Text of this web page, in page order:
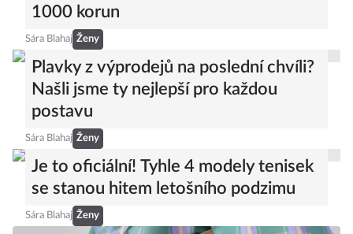
1000 korun
Sára Blahaj Ženy
Plavky z výprodejů na poslední chvíli?
Našli jsme ty nejlepší pro každou
postavu
Sára Blahaj Ženy
Je to oficiální! Tyhle 4 modely tenisek
se stanou hitem letošního podzimu
Sára Blahaj Ženy